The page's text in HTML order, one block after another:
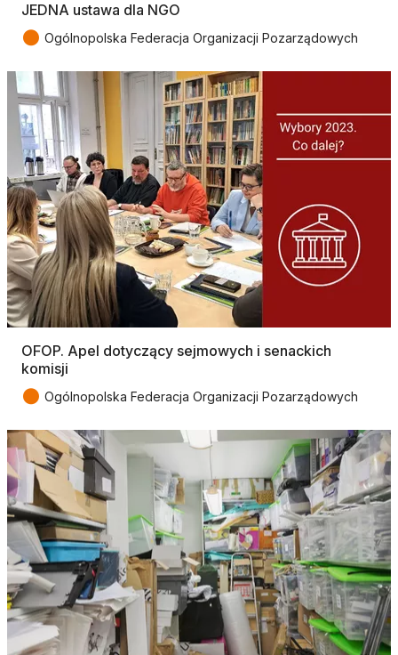
JEDNA ustawa dla NGO
● Ogólnopolska Federacja Organizacji Pozarządowych
OFOP. Apel dotyczący sejmowych i senackich
komisji
● Ogólnopolska Federacja Organizacji Pozarządowych